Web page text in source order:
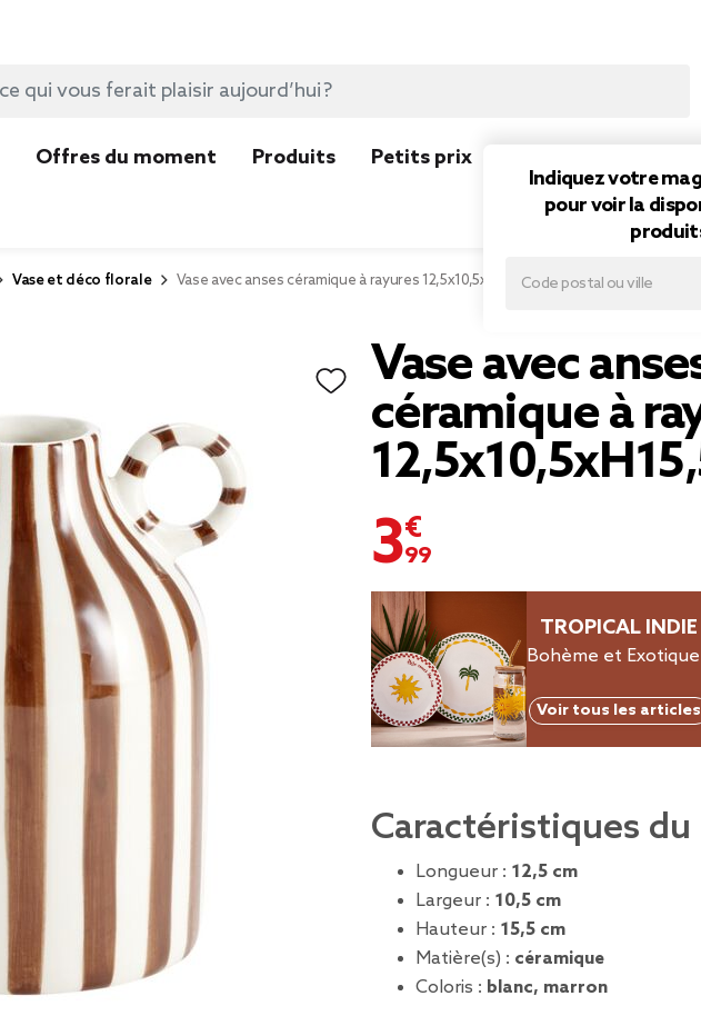
Indiquez votre
pour voir la
Offres du moment Produits Petits prix
Vase et déco florale Vase avec anses céramique à rayures 12,5x10,5xH15,5cm
Vase avec
céramique à
3,99 €
TROPICAL INDIE
Bohème et
Voir tous les articles
Caractéristiques
Longueur : 12,5 cm
Largeur : 10,5 cm
Hauteur : 15,5 cm
Matière(s) : céramique
Coloris : blanc, marron